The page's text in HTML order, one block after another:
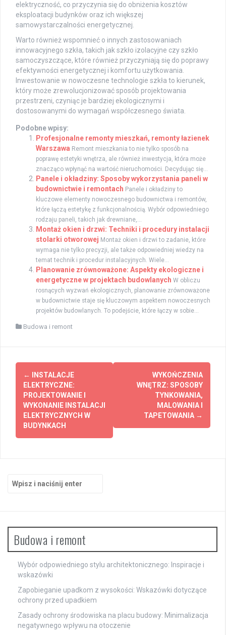
elektryczność, co przyczynia się do obniżenia kosztów
eksploatacji budynków oraz ich większej
samowystarczalności energetycznej.
Warto również wspomnieć o innych zastosowaniach
innowacyjnego szkła, takich jak szkło izolacyjne czy szkło
samoczyszczące, które również przyczyniają się do poprawy
efektywności energetycznej i komfortu użytkowania.
Inwestowanie w nowoczesne technologie szkła to kierunek,
który może zrewolucjonizować sposób projektowania
przestrzeni, czyniąc je bardziej ekologicznymi i
dostosowanymi do wymagań współczesnego świata.
Podobne wpisy:
Profesjonalne remonty mieszkań, remonty łazienek
Warszawa Remont mieszkania to nie tylko sposób na
poprawę estetyki wnętrza, ale również inwestycja, która może
znacząco wpłynąć na wartość nieruchomości. Decydując się...
Panele i okładziny: Sposoby wykorzystania paneli w
budownictwie i remontach Panele i okładziny to
kluczowe elementy nowoczesnego budownictwa i remontów,
które łączą estetykę z funkcjonalnością. Wybór odpowiedniego
rodzaju paneli, takich jak drewniane,...
Montaż okien i drzwi: Techniki i procedury instalacji
stolarki otworowej Montaż okien i drzwi to zadanie, które
wymaga nie tylko precyzji, ale także odpowiedniej wiedzy na
temat technik i procedur instalacyjnych. Wiele...
Planowanie zrównoważone: Aspekty ekologiczne i
energetyczne w projektach budowlanych W obliczu
rosnących wyzwań ekologicznych, planowanie zrównoważone
w budownictwie staje się kluczowym aspektem nowoczesnych
projektów budowlanych. To podejście, które łączy w sobie...
Budowa i remont
Zobacz
wpisy
←
INSTALACJE
ELEKTRYCZNE:
PROJEKTOWANIE I
WYKONANIE INSTALACJI
ELEKTRYCZNYCH W
BUDYNKACH
WYKOŃCZENIA
WNĘTRZ: SPOSOBY
TYNKOWANIA,
MALOWANIA I
TAPETOWANIA →
Budowa i remont
Wybór odpowiedniego stylu architektonicznego: Inspiracje i
wskazówki
Zapobieganie upadkom z wysokości: Wskazówki dotyczące
ochrony przed upadkiem
Zasady ochrony środowiska na placu budowy: Minimalizacja
negatywnego wpływu na otoczenie